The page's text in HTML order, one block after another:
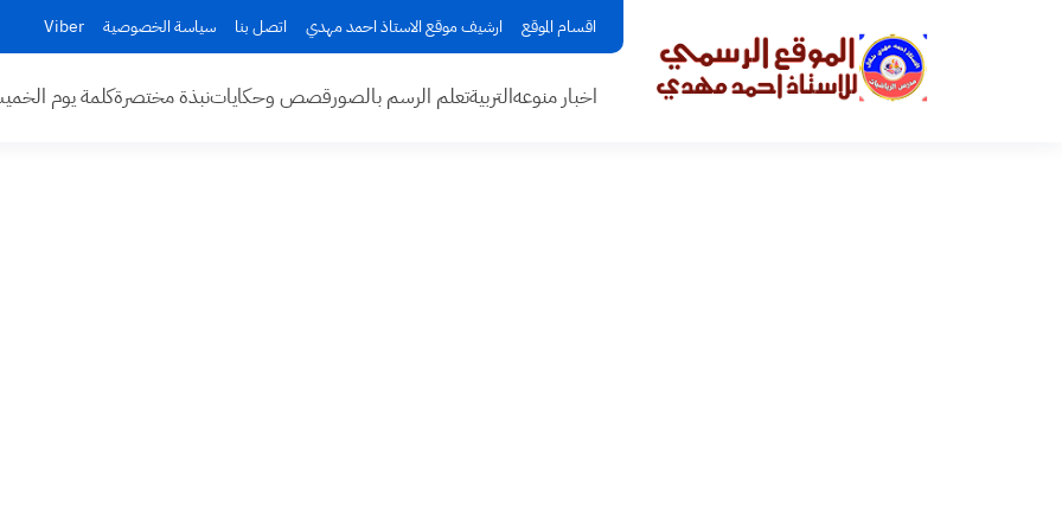
اقسام الموقع ارشيف موقع الاستاذ احمد مهدي اتصل بنا سياسة الخصوصية Viber
اخبار منوعهالتربيةتعلم الرسم بالصورقصص وحكاياتنبذة مختصرةكلمة يوم